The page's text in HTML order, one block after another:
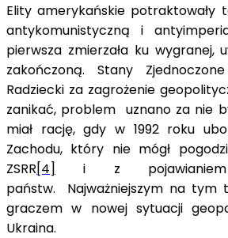
Elity amerykańskie potraktowały
antykomunistyczną i
pierwsza zmierzała ku wygranej,
zakończoną. Stany
Radziecki za zagrożenie
zanikać, problem uznano za nie
miał rację, gdy w 1992 roku
Zachodu, który nie mógł
ZSRR[4]
i z
państw. Najważniejszym na tym
graczem w nowej sytuacji
Ukraina.